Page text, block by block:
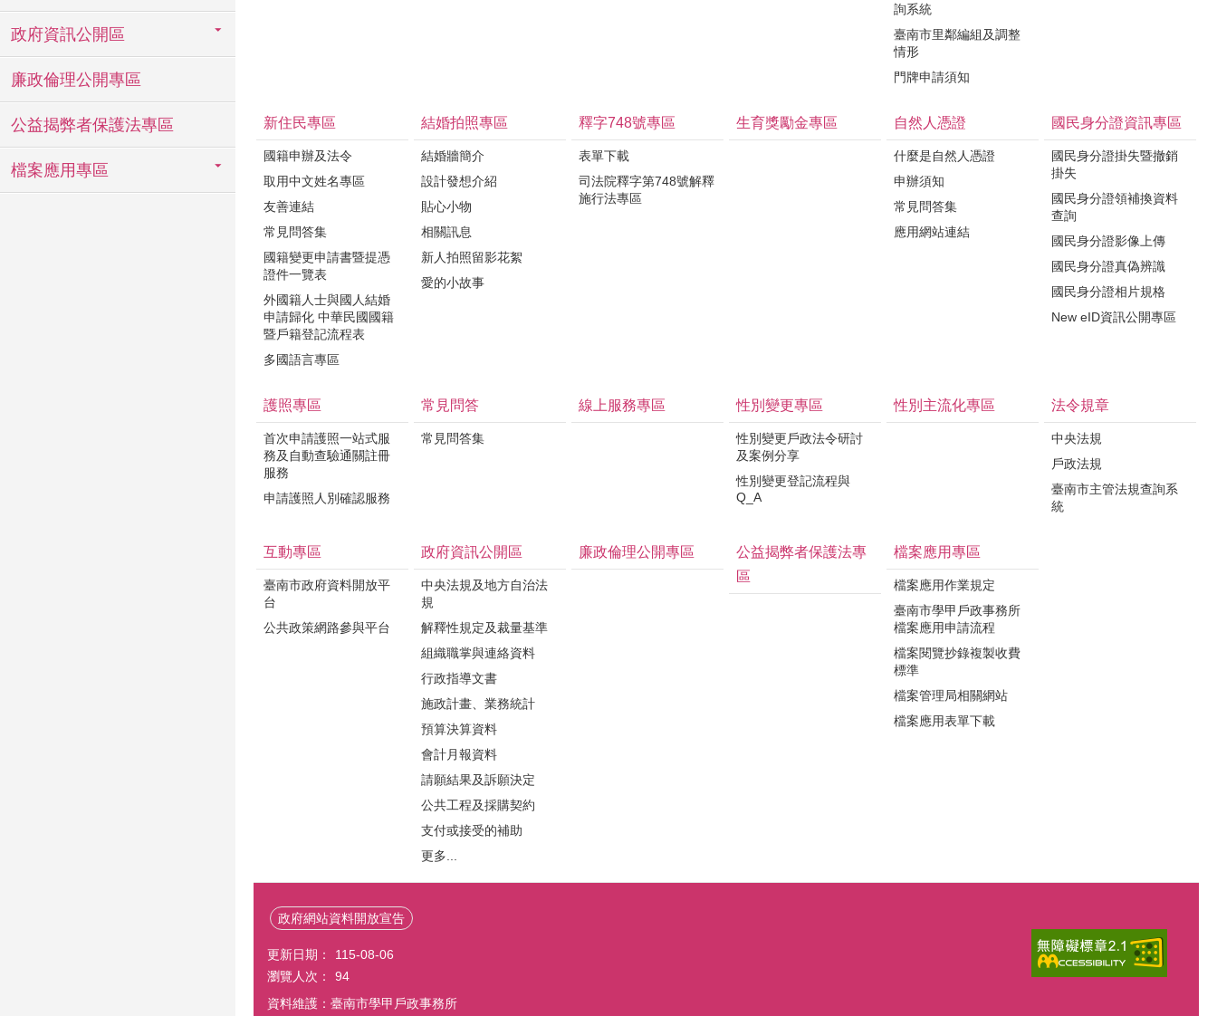
政府資訊公開區
廉政倫理公開專區
公益揭弊者保護法專區
檔案應用專區
詢系統
臺南市里鄰編組及調整
情形
門牌申請須知
新住民專區
國籍申辦及法令
取用中文姓名專區
友善連結
常見問答集
國籍變更申請書暨提憑
證件一覽表
外國籍人士與國人結婚
申請歸化 中華民國國籍
暨戶籍登記流程表
多國語言專區
結婚拍照專區
結婚牆簡介
設計發想介紹
貼心小物
相關訊息
新人拍照留影花絮
愛的小故事
釋字748號專區
表單下載
司法院釋字第748號解釋
施行法專區
生育獎勵金專區 自然人憑證
什麼是自然人憑證
申辦須知
常見問答集
應用網站連結
國民身分證資訊專區
國民身分證掛失暨撤銷
掛失
國民身分證領補換資料
查詢
國民身分證影像上傳
國民身分證真偽辨識
國民身分證相片規格
New eID資訊公開專區
護照專區
首次申請護照一站式服
務及自動查驗通關註冊
服務
申請護照人別確認服務
常見問答
常見問答集
線上服務專區 性別變更專區
性別變更戶政法令研討
及案例分享
性別變更登記流程與
Q_A
性別主流化專區 法令規章
中央法規
戶政法規
臺南市主管法規查詢系
統
互動專區
臺南市政府資料開放平
台
公共政策網路參與平台
政府資訊公開區
中央法規及地方自治法
規
解釋性規定及裁量基準
組織職掌與連絡資料
行政指導文書
施政計畫、業務統計
預算決算資料
會計月報資料
請願結果及訴願決定
公共工程及採購契約
支付或接受的補助
更多...
廉政倫理公開專區
公益揭弊者保護法專
區
檔案應用專區
檔案應用作業規定
臺南市學甲戶政事務所
檔案應用申請流程
檔案閱覽抄錄複製收費
標準
檔案管理局相關網站
檔案應用表單下載
政府網站資料開放宣告
更新日期：
115-08-06
瀏覽人次：
94
資料維護：臺南市學甲戶政事務所